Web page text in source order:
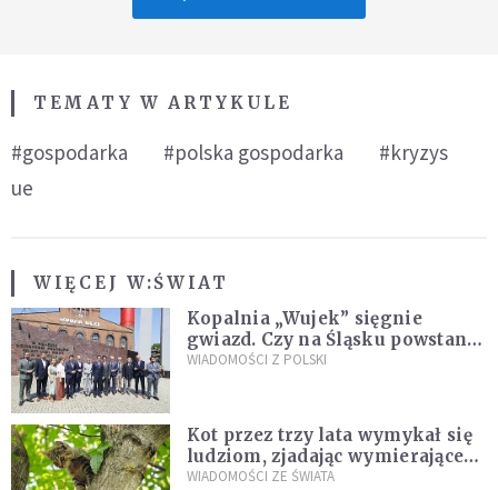
TEMATY W ARTYKULE
#gospodarka #polska gospodarka
#kryzys
ue
WIĘCEJ W:ŚWIAT
Kopalnia „Wujek” sięgnie
gwiazd. Czy na Śląsku powstanie
„Dolina Krzemowa”?
WIADOMOŚCI Z POLSKI
Kot przez trzy lata wymykał się
ludziom, zjadając wymierające
kaczki. W końcu popełnił
WIADOMOŚCI ZE ŚWIATA